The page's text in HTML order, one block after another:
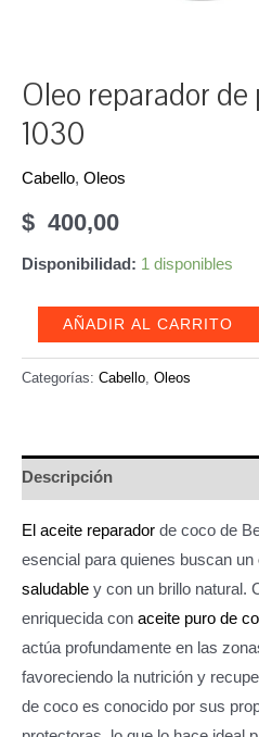
Oleo reparador
1030
Cabello, Oleos
$ 400,00
Disponibilidad: 1 disponibles
de
cantidad
AÑADIR AL CARRITO
Categorías: Cabello, Oleos
Descripción
El aceite reparador de coco de
esencial para quienes buscan un
saludable y con un brillo natural.
enriquecida con aceite puro de
actúa profundamente en las
favoreciendo la nutrición y
de coco es conocido por sus